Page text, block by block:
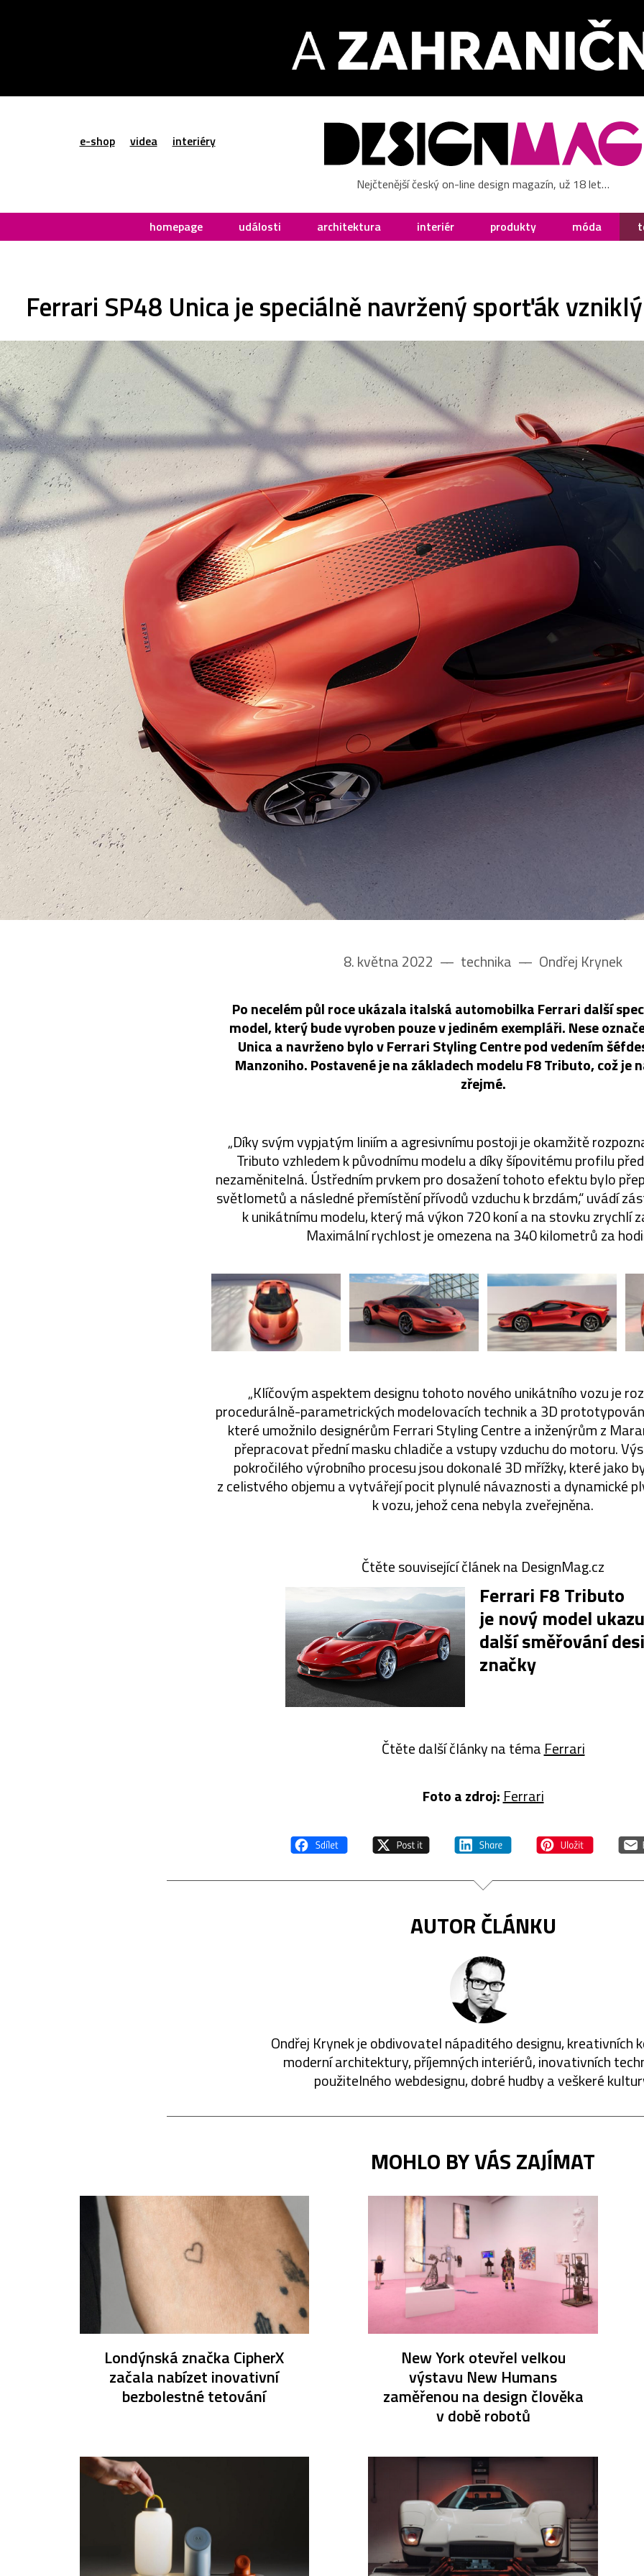
e-shop videa interiéry
Nejčtenější český on-line design magazín, už 18 let…
homepage události architektura interiér produkty móda
Ferrari SP48 Unica je speciálně navržený sporťák
8. května 2022 –– technika –– Ondřej Krynek
Po necelém půl roce ukázala italská automobilka Ferrari další
model, který bude vyroben pouze v jediném exempláři. Nese
Unica a navrženo bylo v Ferrari Styling Centre pod vedením
Manzoniho. Postavené je na základech modelu F8 Tributo, což je
zřejmé.
„Díky svým vypjatým liniím a agresivnímu postoji je okamžitě
Tributo vzhledem k původnímu modelu a díky šípovitému profilu
nezaměnitelná. Ústředním prvkem pro dosažení tohoto efektu bylo
světlometů a následné přemístění přívodů vzduchu k brzdám,“ uvádí
k unikátnímu modelu, který má výkon 720 koní a na stovku zrychlí
Maximální rychlost je omezena na 340 kilometrů za
„Klíčovým aspektem designu tohoto nového unikátního vozu je
procedurálně-parametrických modelovacích technik a 3D
které umožnilo designérům Ferrari Styling Centre a inženýrům z
přepracovat přední masku chladiče a vstupy vzduchu do motoru.
pokročilého výrobního procesu jsou dokonalé 3D mřížky, které jako
z celistvého objemu a vytvářejí pocit plynulé návaznosti a dynamické
k vozu, jehož cena nebyla zveřejněna.
Čtěte související článek na DesignMag.cz
Ferrari F8 Tributo
je nový model
další směřování
značky
Čtěte další články na téma Ferrari
Foto a zdroj: Ferrari
AUTOR ČLÁNKU
Ondřej Krynek je obdivovatel nápaditého designu, kreativních
moderní architektury, příjemných interiérů, inovativních
použitelného webdesignu, dobré hudby a veškeré
MOHLO BY VÁS ZAJÍMAT
Londýnská značka CipherX
začala nabízet inovativní
bezbolestné tetování
New York otevřel velkou
výstavu New Humans
zaměřenou na design člověka
v době robotů